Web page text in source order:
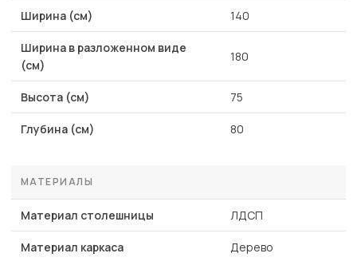
Ширина (см) 140
Ширина в разложенном виде
(см)
180
Высота (см) 75
Глубина (см) 80
МАТЕРИАЛЫ
Материал столешницы ЛДСП
Материал каркаса Дерево